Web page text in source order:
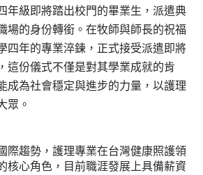
年級即將踏出校門的畢業生，派遣典
場的身份轉銜。在牧師與師長的祝福
四年的專業淬鍊，正式接受派遣即將
這份儀式不僅是對其學業成就的肯
成為社會穩定與進步的力量，以護理
眾。
際趨勢，護理專業在台灣健康照護領
核心角色，目前職涯發展上具備薪資